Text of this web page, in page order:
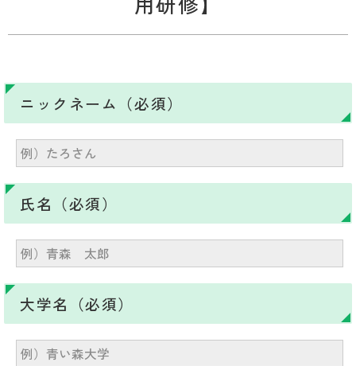
ニックネーム（必須）
氏名（必須）
大学名（必須）